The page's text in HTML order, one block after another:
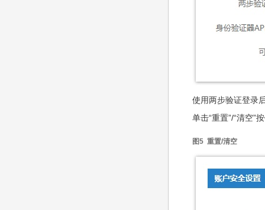
使用两步验证登录
单击“重置”/“清空”
图5 重置/清空